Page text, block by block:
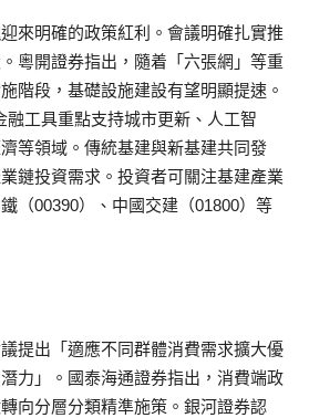
來明確的政策紅利。會議明確扎實推
粵開證券指出，隨着「六張網」等重
階段，基礎設施建設有望明顯提速。
融工具重點支持城市更新、人工智
等領域。傳統基建與新基建共同發
鏈投資需求。投資者可關注基建產業
（00390）、中國交建（01800）等
提出「適應不同群體消費需求擴大優
力」。國泰海通證券指出，消費端政
向分層分類精準施策。銀河證券認